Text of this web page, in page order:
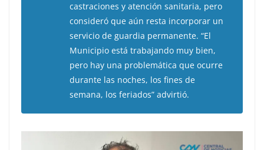
castraciones y atención sanitaria, pero
consideró que aún resta incorporar un
servicio de guardia permanente. “El
Municipio está trabajando muy bien,
pero hay una problemática que ocurre
durante las noches, los fines de
semana, los feriados” advirtió.